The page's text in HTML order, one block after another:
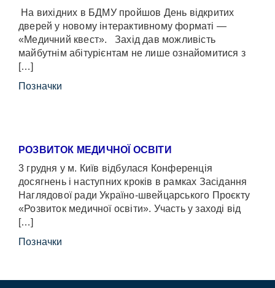
На вихідних в БДМУ пройшов День відкритих
дверей у новому інтерактивному форматі —
«Медичний квест». Захід дав можливість
майбутнім абітурієнтам не лише ознайомитися з
[…]
Позначки
РОЗВИТОК МЕДИЧНОЇ ОСВІТИ
3 грудня у м. Київ відбулася Конференція
досягнень і наступних кроків в рамках Засідання
Наглядової ради Україно-швейцарського Проєкту
«Розвиток медичної освіти». Участь у заході від
[…]
Позначки